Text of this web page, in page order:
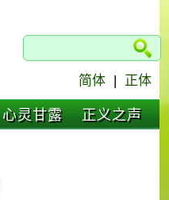
简体 | 正体
心灵甘露 正义之声